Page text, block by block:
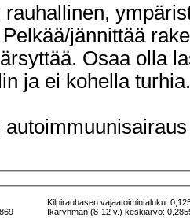
rauhallinen,
jännittää
Osaa olla
ja ei kohella
Kilpirauhasen vajaatoimintaluku:
Ikäryhmän (8-12 v.) keskiarvo: